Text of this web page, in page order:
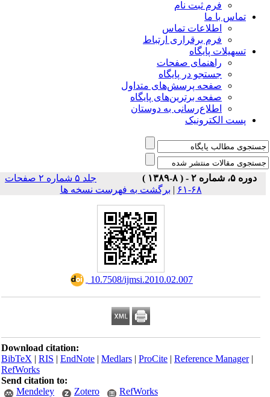
فرم ثبت نام
تماس با ما
اطلاعات تماس
فرم برقراری ارتباط
تسهیلات پایگاه
راهنمای صفحات
جستجو در پایگاه
صفحه پرسش‌های متداول
صفحه برترین‌های پایگاه
اطلاع‌رسانی به دوستان
پست الکترونیک
دوره ۵، شماره ۲ - ( ۸-۱۳۸۹ )
جلد ۵ شماره ۲ صفحات
۶۸-۶۱
| برگشت به فهرست نسخه ها
‎ 10.7508/ijmsi.2010.02.007
Download citation:
BibTeX|RIS|EndNote|Medlars|ProCite|Reference Manager
RefWorks
Send citation to:
Mendeley
Zotero RefWorks